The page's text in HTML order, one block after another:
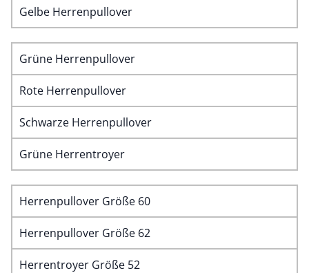
Gelbe Herrenpullover
Grüne Herrenpullover
Rote Herrenpullover
Schwarze Herrenpullover
Grüne Herrentroyer
Herrenpullover Größe 60
Herrenpullover Größe 62
Herrentroyer Größe 52